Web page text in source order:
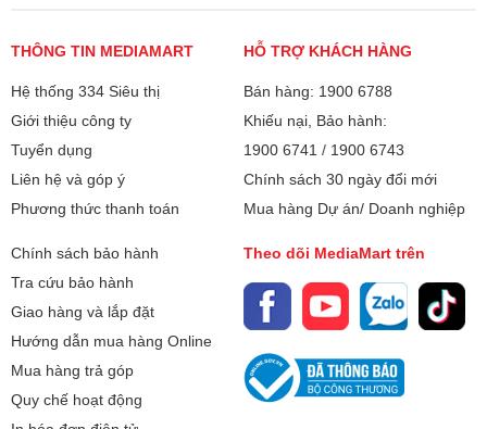
THÔNG TIN MEDIAMART
Hệ thống 334 Siêu thị
Giới thiệu công ty
Tuyển dụng
Liên hệ và góp ý
Phương thức thanh toán
HỖ TRỢ KHÁCH HÀNG
Bán hàng: 1900 6788
Khiếu nại, Bảo hành:
1900 6741 / 1900 6743
Chính sách 30 ngày đổi mới
Mua hàng Dự án/ Doanh nghiệp
Chính sách bảo hành
Tra cứu bảo hành
Giao hàng và lắp đặt
Hướng dẫn mua hàng Online
Mua hàng trả góp
Quy chế hoạt động
Theo dõi MediaMart trên